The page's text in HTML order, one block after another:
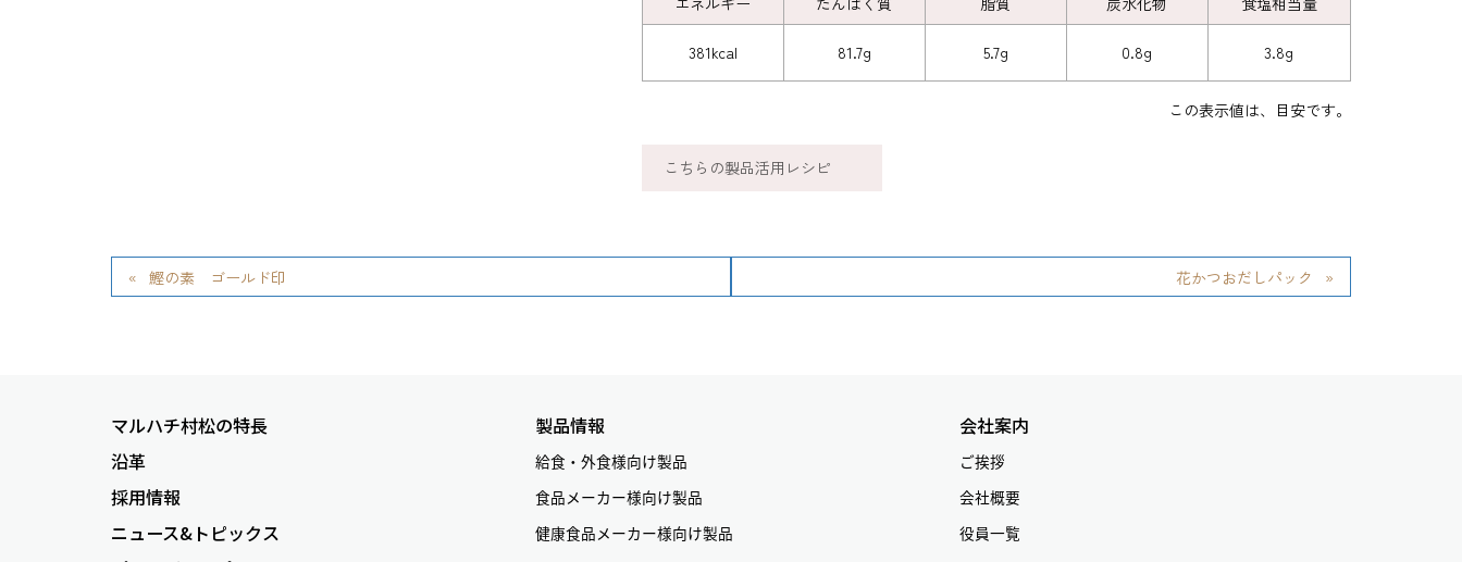
381kcal 81.7g 5.7g 0.8g 3.8g
この表示値は、目安です。
こちらの製品活用レシピ
鰹の素 ゴールド印 花かつおだしパック
マルハチ村松の特長
沿革
採用情報
ニュース&トピックス
製品情報
給食・外食様向け製品
食品メーカー様向け製品
健康食品メーカー様向け製品
会社案内
ご挨拶
会社概要
役員一覧